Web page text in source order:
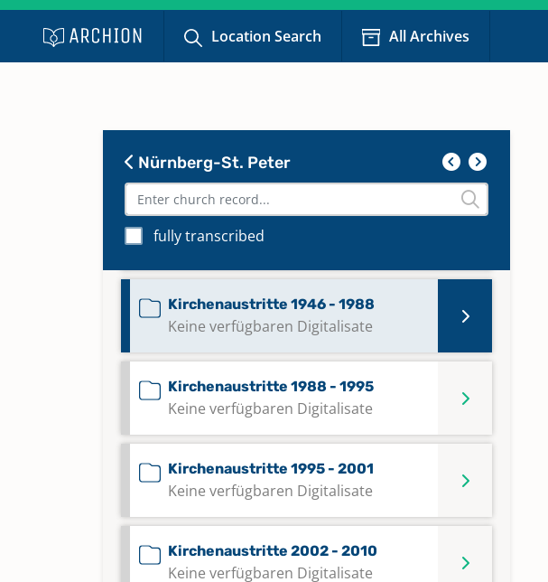
Location Search All Archives
Nürnberg-St. Peter
fully transcribed
Keine verfügbaren Digitalisate
Kirchenaustritte 1927 - 1944
Keine verfügbaren Digitalisate
Kirchenaustritte 1946 - 1988
Keine verfügbaren Digitalisate
Kirchenaustritte 1988 - 1995
Keine verfügbaren Digitalisate
Kirchenaustritte 1995 - 2001
Keine verfügbaren Digitalisate
Kirchenaustritte 2002 - 2010
Keine verfügbaren Digitalisate